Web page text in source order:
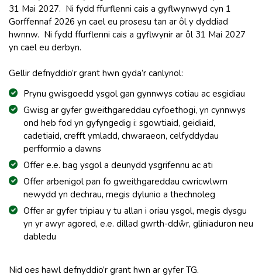
31 Mai 2027. Ni fydd ffurflenni cais a gyflwynwyd cyn 1
Gorffennaf 2026 yn cael eu prosesu tan ar ôl y dyddiad
hwnnw. Ni fydd ffurflenni cais a gyflwynir ar ôl 31 Mai 2027
yn cael eu derbyn.
Gellir defnyddio’r grant hwn gyda’r canlynol:
Prynu gwisgoedd ysgol gan gynnwys cotiau ac esgidiau
Gwisg ar gyfer gweithgareddau cyfoethogi, yn cynnwys
ond heb fod yn gyfyngedig i: sgowtiaid, geidiaid,
cadetiaid, crefft ymladd, chwaraeon, celfyddydau
perfformio a dawns
Offer e.e. bag ysgol a deunydd ysgrifennu ac ati
Offer arbenigol pan fo gweithgareddau cwricwlwm
newydd yn dechrau, megis dylunio a thechnoleg
Offer ar gyfer tripiau y tu allan i oriau ysgol, megis dysgu
yn yr awyr agored, e.e. dillad gwrth-ddŵr, gliniaduron neu
dabledu
Nid oes hawl defnyddio’r grant hwn ar gyfer TG.